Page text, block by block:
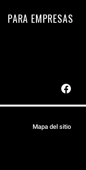
PARA EMPRESAS
Mapa del sitio